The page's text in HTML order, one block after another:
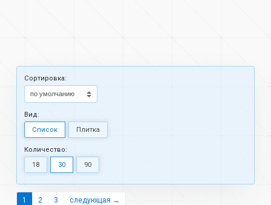
Cортировка:
Вид:
Список
Плитка
Количество:
18
30 90
1 2 3 следующая →